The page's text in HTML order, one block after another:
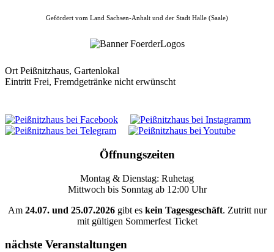
Gefördert vom Land Sachsen-Anhalt und der Stadt Halle (Saale)
Ort Peißnitzhaus, Gartenlokal
Eintritt Frei, Fremdgetränke nicht erwünscht
Öffnungszeiten
Montag & Dienstag: Ruhetag
Mittwoch bis Sonntag ab 12:00 Uhr
Am 24.07. und 25.07.2026gibt eskein Tagesgeschäft. Zutritt nur
mit gültigen Sommerfest Ticket
nächste Veranstaltungen